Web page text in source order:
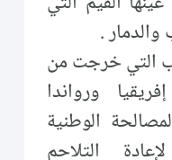
والدمار .
التي خرجت من
ورواندا
الوطنية
التلاحم